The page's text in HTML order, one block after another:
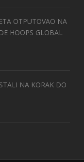
OTPUTOVAO NA
HOOPS GLOBAL
NA KORAK DO